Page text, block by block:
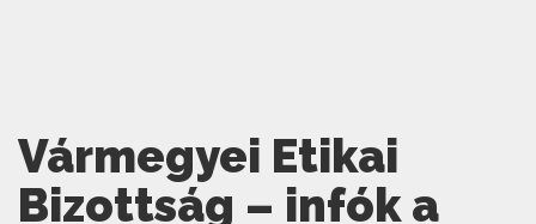
Vármegyei Etikai
Bizottság – infók a